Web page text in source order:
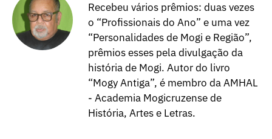
Recebeu vários prêmios: duas vezes
o “Profissionais do Ano” e uma vez
“Personalidades de Mogi e Região”,
prêmios esses pela divulgação da
história de Mogi. Autor do livro
“Mogy Antiga”, é membro da AMHAL
- Academia Mogicruzense de
História, Artes e Letras.